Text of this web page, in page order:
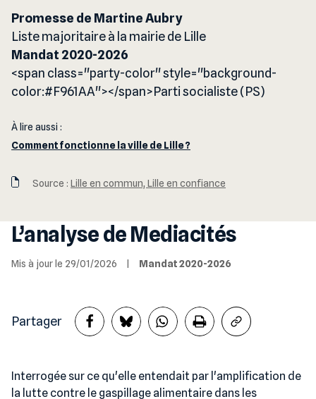
Promesse de Martine Aubry
Liste majoritaire à la mairie de Lille
Mandat 2020-2026
<span class="party-color" style="background-
color:#F961AA"></span>Parti socialiste (PS)
À lire aussi :
Comment fonctionne la ville de Lille ?
Source : Lille en commun, Lille en confiance
L’analyse de Mediacités
Mis à jour le 29/01/2026 Mandat 2020-2026
Partager
Interrogée sur ce qu'elle entendait par l'amplification de
la lutte contre le gaspillage alimentaire dans les